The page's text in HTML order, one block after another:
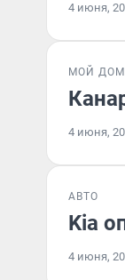
4 июня,
МОЙ ДОМ
4 июня,
АВТО
Kia
4 июня,